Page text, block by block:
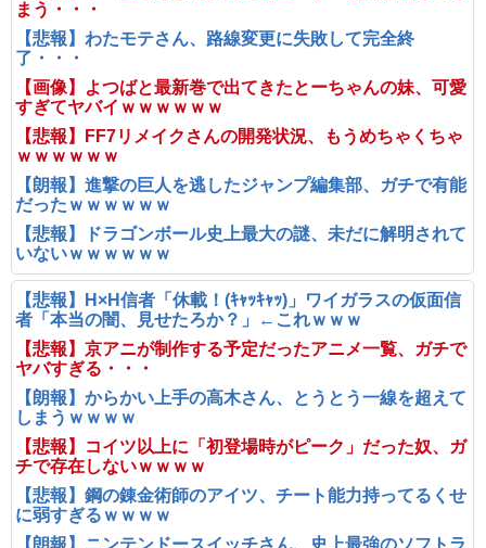
まう・・・
【悲報】わたモテさん、路線変更に失敗して完全終
了・・・
【画像】よつばと最新巻で出てきたとーちゃんの妹、可愛
すぎてヤバイｗｗｗｗｗｗ
【悲報】FF7リメイクさんの開発状況、もうめちゃくちゃ
ｗｗｗｗｗｗ
【朗報】進撃の巨人を逃したジャンプ編集部、ガチで有能
だったｗｗｗｗｗｗ
【悲報】ドラゴンボール史上最大の謎、未だに解明されて
いないｗｗｗｗｗｗ
【悲報】H×H信者「休載！(ｷｬｯｷｬｯ)」ワイガラスの仮面信
者「本当の闇、見せたろか？」←これｗｗｗ
【悲報】京アニが制作する予定だったアニメ一覧、ガチで
ヤバすぎる・・・
【朗報】からかい上手の高木さん、とうとう一線を超えて
しまうｗｗｗｗ
【悲報】コイツ以上に「初登場時がピーク」だった奴、ガ
チで存在しないｗｗｗｗ
【悲報】鋼の錬金術師のアイツ、チート能力持ってるくせ
に弱すぎるｗｗｗｗ
【朗報】ニンテンドースイッチさん、史上最強のソフトラ